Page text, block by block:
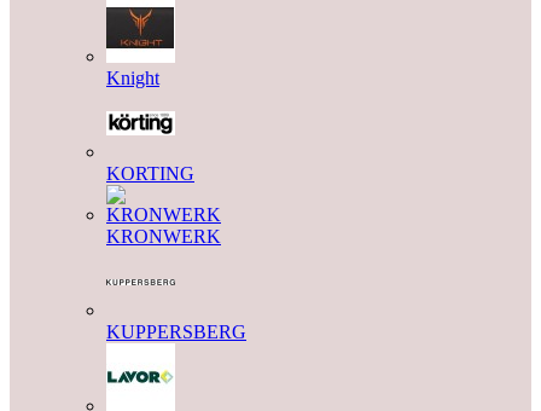
Knight
KORTING
KRONWERK
KUPPERSBERG